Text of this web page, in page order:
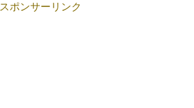
スポンサーリンク